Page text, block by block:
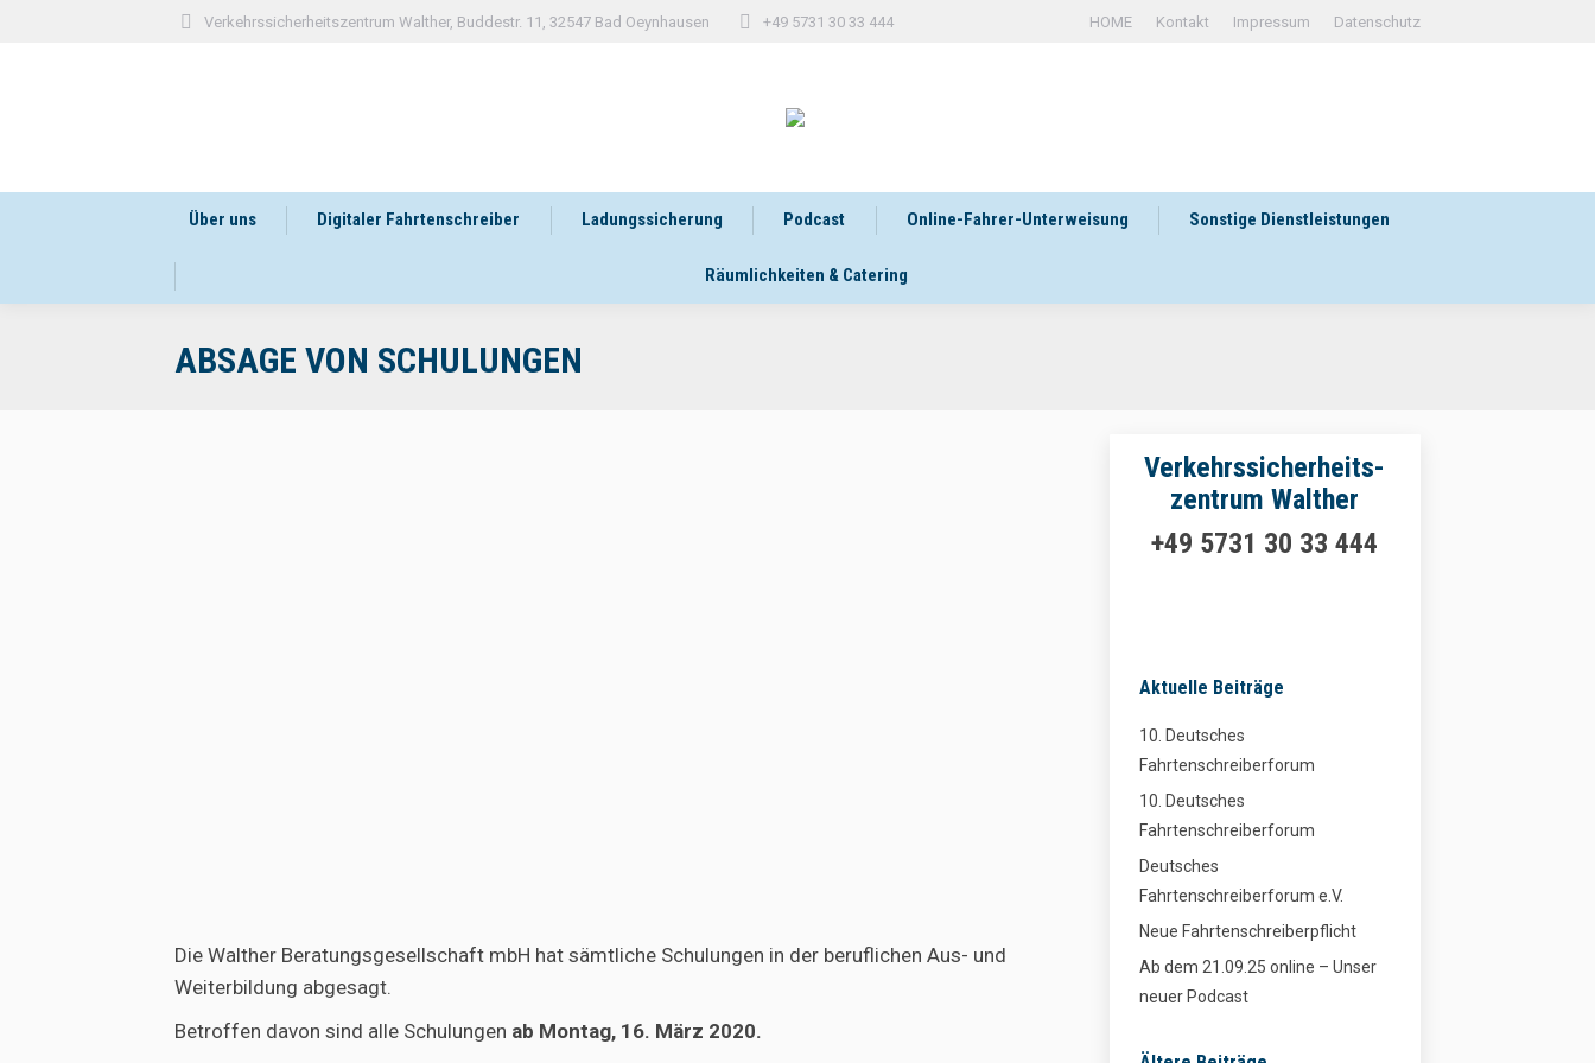
Verkehrssicherheitszentrum Walther, Buddestr. 11, 32547 Bad Oeynhausen +49 5731 30 33 444 HOME Kontakt Impressum Datenschutz
Über uns Digitaler Fahrtenschreiber Ladungssicherung Podcast Online-Fahrer-Unterweisung Sonstige Dienstleistungen
Räumlichkeiten & Catering
ABSAGE VON SCHULUNGEN
Die Walther Beratungsgesellschaft mbH hat sämtliche Schulungen in der beruflichen Aus- und
Weiterbildung abgesagt.
Betroffen davon sind alle Schulungen ab Montag, 16. März 2020.
Verkehrssicherheits-
zentrum Walther
+49 5731 30 33 444
Aktuelle Beiträge
10. Deutsches
Fahrtenschreiberforum
10. Deutsches
Fahrtenschreiberforum
Deutsches
Fahrtenschreiberforum e.V.
Neue Fahrtenschreiberpflicht
Ab dem 21.09.25 online – Unser
neuer Podcast